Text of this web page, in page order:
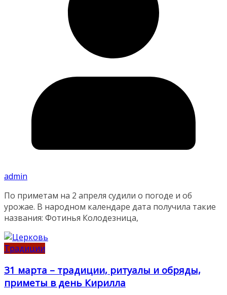
admin
По приметам на 2 апреля судили о погоде и об
урожае. В народном календаре дата получила такие
названия: Фотинья Колодезница,
Традиции
31 марта – традиции, ритуалы и обряды,
приметы в день Кирилла